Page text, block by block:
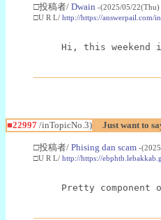
□投稿者/ Dwain -(2025/05/
□U R L/ http://https://answerpail.com/
Hi, this weekend
■22997 /inTopicNo.3) Just want to
□投稿者/ Phising dan scam -
□U R L/ http://https://
Pretty